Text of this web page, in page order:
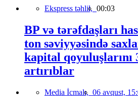
Ekspress təhlil, 00:03
BP və tərəfdaşları
ton səviyyəsində
kapital qoyuluşlarını
artırıblar
Media İcmalı, 06 avqust,